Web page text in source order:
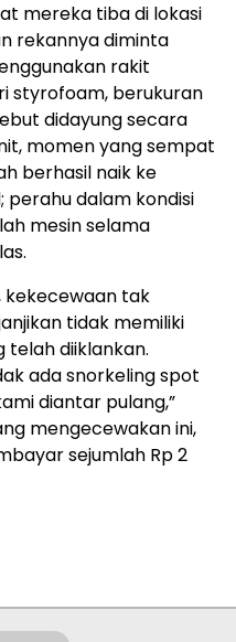
mereka tiba di lokasi
rekannya diminta
rakit
styrofoam, berukuran
didayung secara
momen yang sempat
berhasil naik ke
perahu dalam kondisi
mesin selama
kekecewaan tak
tidak memiliki
telah diiklankan.
ada snorkeling spot
diantar pulang,”
mengecewakan ini,
sejumlah Rp 2